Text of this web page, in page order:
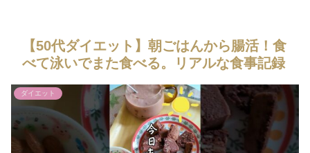
【50代ダイエット】朝ごはんから腸活！食
べて泳いでまた食べる。リアルな食事記録
ダイエット